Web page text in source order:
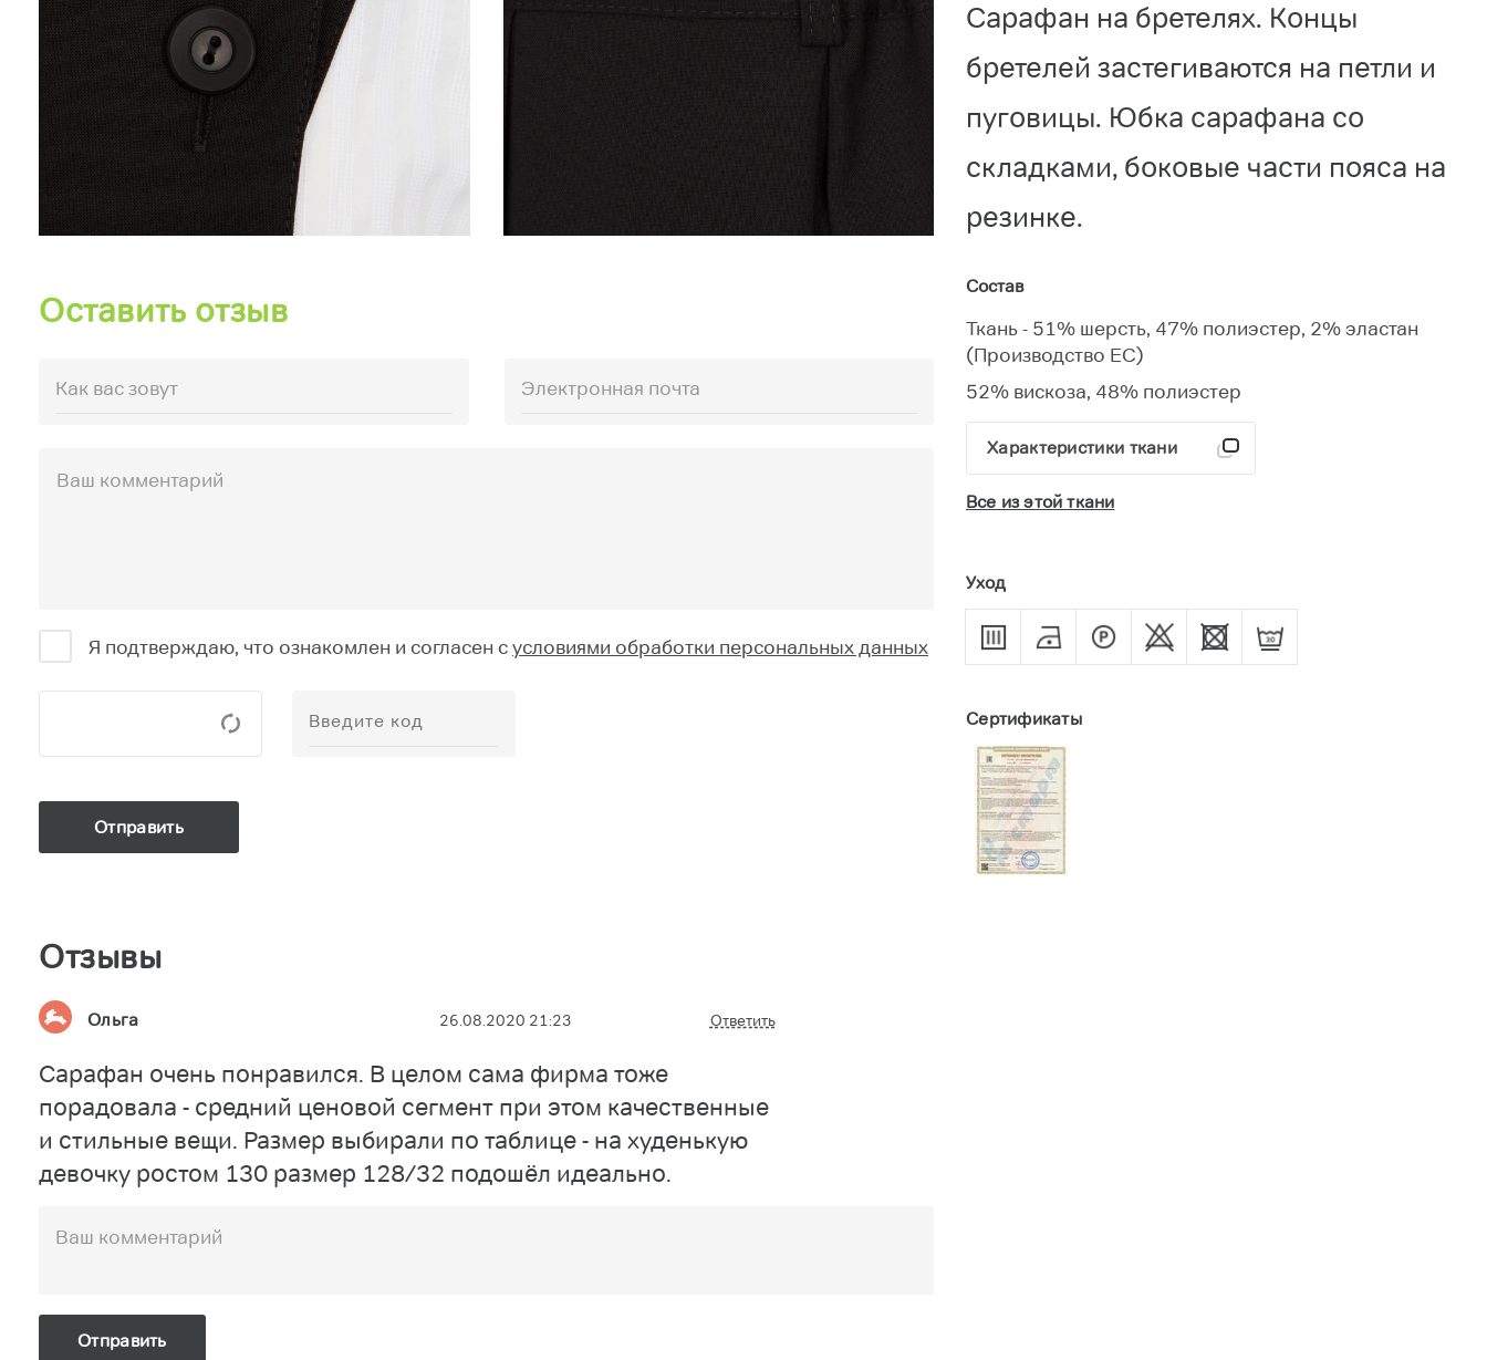
Оставить отзыв
Я подтверждаю, что ознакомлен и согласен сусловиями обработки персональных данных
Отзывы
Ольга 26.08.2020 21:23 Ответить
Сарафан очень понравился. В целом сама фирма тоже
порадовала - средний ценовой сегмент при этом качественные
и стильные вещи. Размер выбирали по таблице - на худенькую
девочку ростом 130 размер 128/32 подошёл идеально.
Сарафан на бретелях. Концы
бретелей застегиваются на петли и
пуговицы. Юбка сарафана со
складками, боковые части пояса на
резинке.
Состав
Ткань - 51% шерсть, 47% полиэстер, 2% эластан
(Производство ЕС)
52% вискоза, 48% полиэстер
Характеристики ткани
Все из этой ткани
Уход
Сертификаты